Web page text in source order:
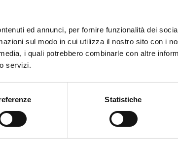
ed annunci, per fornire funzionalità dei
sul modo in cui utilizza il nostro sito con i
i quali potrebbero combinarle con altre
servizi.
Statistiche
nel settore della
ICT
Media e informazione
di categoria
Enti territoriali/Enti locali
Imprese